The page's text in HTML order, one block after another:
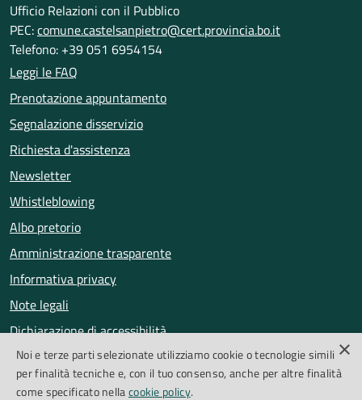
Ufficio Relazioni con il Pubblico
PEC:comune.castelsanpietro@cert.provincia.bo.it
Telefono: +39 051 6954154
Leggi le FAQ
Prenotazione appuntamento
Segnalazione disservizio
Richiesta d'assistenza
Newsletter
Whistleblowing
Albo pretorio
Amministrazione trasparente
Informativa privacy
Note legali
Dichiarazione di accessibilità
Obiettivi di accessibilità
Segnalazioni accessibilità
×
Noi e terze parti selezionate utilizziamo cookie o tecnologie simili
per finalità tecniche e, con il tuo consenso, anche per altre finalità
come specificato nellacookie policy.